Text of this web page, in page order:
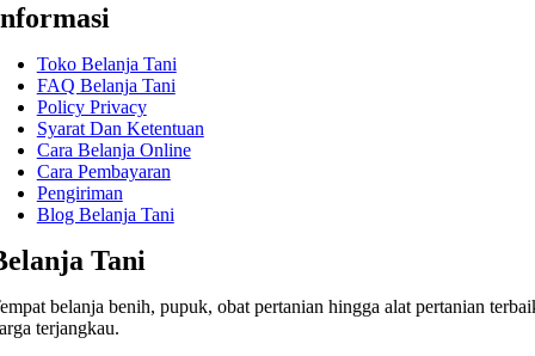
Toko Belanja Tani
FAQ Belanja Tani
Policy Privacy
Syarat Dan Ketentuan
Cara Belanja Online
Cara Pembayaran
Pengiriman
Blog Belanja Tani
Tani
belanja benih, pupuk, obat pertanian hingga alat pertanian
terjangkau.